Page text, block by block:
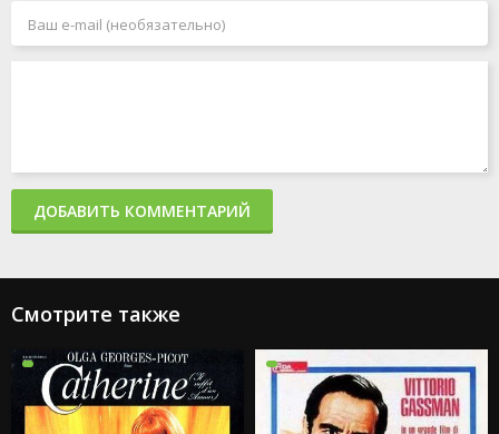
ДОБАВИТЬ КОММЕНТАРИЙ
Смотрите также